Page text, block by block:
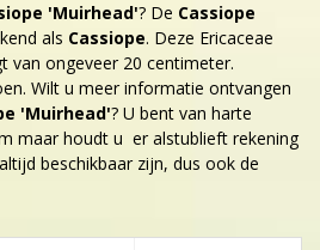
'Muirhead'? De Cassiope
als Cassiope. Deze Ericaceae
van ongeveer 20 centimeter.
Wilt u meer informatie ontvangen
'Muirhead'? U bent van harte
maar houdt u er alstublieft rekening
beschikbaar zijn, dus ook de